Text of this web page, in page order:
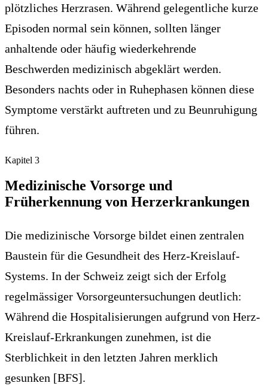
plötzliches Herzrasen. Während gelegentliche kurze
Episoden normal sein können, sollten länger
anhaltende oder häufig wiederkehrende
Beschwerden medizinisch abgeklärt werden.
Besonders nachts oder in Ruhephasen können diese
Symptome verstärkt auftreten und zu Beunruhigung
führen.
Kapitel 3
Medizinische Vorsorge und
Früherkennung von Herzerkrankungen
Die medizinische Vorsorge bildet einen zentralen
Baustein für die Gesundheit des Herz-Kreislauf-
Systems. In der Schweiz zeigt sich der Erfolg
regelmässiger Vorsorgeuntersuchungen deutlich:
Während die Hospitalisierungen aufgrund von Herz-
Kreislauf-Erkrankungen zunehmen, ist die
Sterblichkeit in den letzten Jahren merklich
gesunken [BFS].